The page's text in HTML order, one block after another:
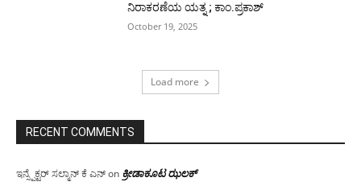
ನಿರಾಕರಣೆಯ ಯತ್ನ ; ಕಾಂ.ಪ್ರಕಾಶ್
October 19, 2025
Load more
RECENT COMMENTS
ಇನ್ಸ್ಪೆಕ್ಟರ್ ಸಲ್ಮಾನ್ ಕೆ ಎನ್on ಕ್ರೀಡಾಕೂಟ ಝಲಕ್